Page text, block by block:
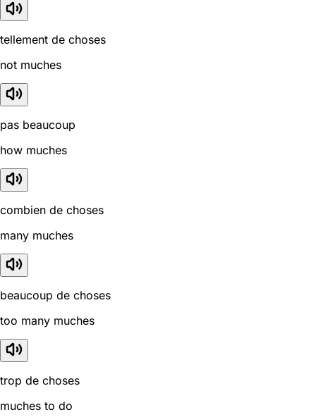
tellement de choses
not muches
pas beaucoup
how muches
combien de choses
many muches
beaucoup de choses
too many muches
trop de choses
muches to do